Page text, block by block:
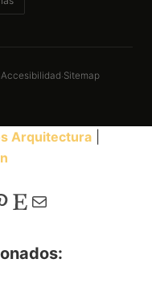
Accesibilidad·Sitemap
Arquitectura
EtsyCorreo electrónico